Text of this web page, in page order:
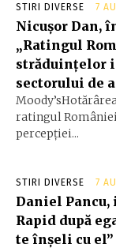
STIRI DIVERSE 7
Nicușor Dan,
„Ratingul
străduințelor
sectorului de
ratingul
percepției...
STIRI DIVERSE 7
Daniel
Rapid după
te înșeli cu el”